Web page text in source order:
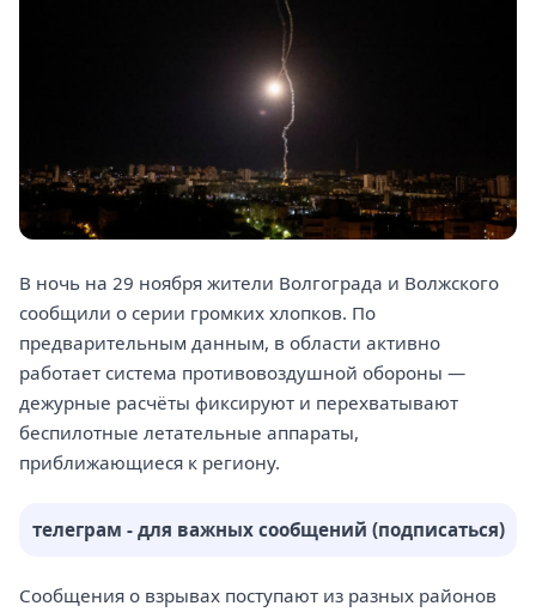
В ночь на 29 ноября жители Волгограда и Волжского
сообщили о серии громких хлопков. По
предварительным данным, в области активно
работает система противовоздушной обороны —
дежурные расчёты фиксируют и перехватывают
беспилотные летательные аппараты,
приближающиеся к региону.
телеграм - для важных сообщений (подписаться)
Сообщения о взрывах поступают из разных районов